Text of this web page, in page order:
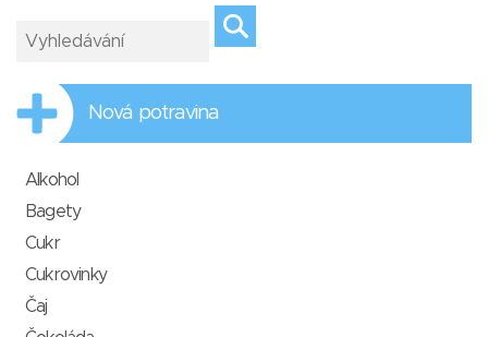
Nová potravina
Alkohol
Bagety
Cukr
Cukrovinky
Čaj